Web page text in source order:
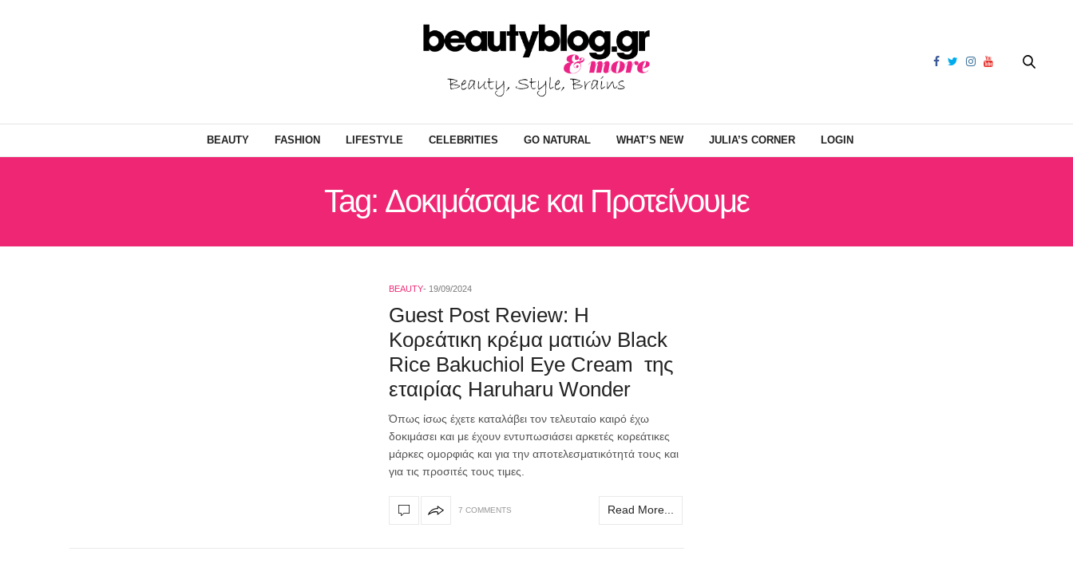
BEAUTY FASHION LIFESTYLE CELEBRITIES GO NATURAL WHAT’S NEW JULIA’S CORNER LOGIN
Tag: Δοκιμάσαμε και Προτείνουμε
BEAUTY 19/09/2024
Guest Post Review: H
Κορεάτικη κρέμα ματιών Black
Rice Bakuchiol Eye Cream της
εταιρίας Haruharu Wonder
Όπως ίσως έχετε καταλάβει τον τελευταίο καιρό έχω
δοκιμάσει και με έχουν εντυπωσιάσει αρκετές κορεάτικες
μάρκες ομορφιάς και για την αποτελεσματικότητά τους και
για τις προσιτές τους τιμες.
7 COMMENTS Read More...